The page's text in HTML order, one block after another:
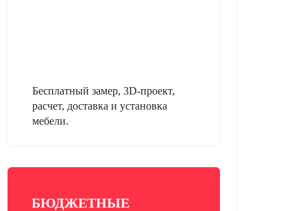
Бесплатный замер, 3D-проект,
расчет, доставка и установка
мебели.
БЮДЖЕТНЫЕ